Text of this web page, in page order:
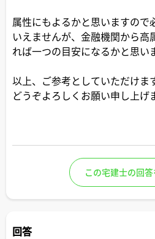
属性にもよるかと思いますので
いえませんが、金融機関から高
れば一つの目安になるかと思い
以上、ご参考としていただけま
どうぞよろしくお願い申し上げ
この宅建士の回
回答